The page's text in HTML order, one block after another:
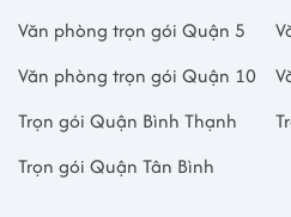
Văn phòng trọn gói Quận 5
Văn phòng trọn gói Quận 10
Trọn gói Quận Bình Thạnh
Trọn gói Quận Tân Bình